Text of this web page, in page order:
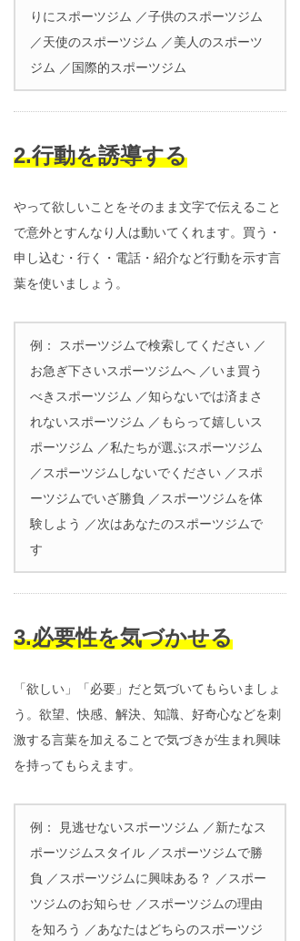
りにスポーツジム ／子供のスポーツジム
／天使のスポーツジム ／美人のスポーツ
ジム ／国際的スポーツジム
2.行動を誘導する
やって欲しいことをそのまま文字で伝えること
で意外とすんなり人は動いてくれます。買う・
申し込む・行く・電話・紹介など行動を示す言
葉を使いましょう。
例： スポーツジムで検索してください ／
お急ぎ下さいスポーツジムへ ／いま買う
べきスポーツジム ／知らないでは済まさ
れないスポーツジム ／もらって嬉しいス
ポーツジム ／私たちが選ぶスポーツジム
／スポーツジムしないでください ／スポ
ーツジムでいざ勝負 ／スポーツジムを体
験しよう ／次はあなたのスポーツジムで
す
3.必要性を気づかせる
「欲しい」「必要」だと気づいてもらいましょ
う。欲望、快感、解決、知識、好奇心などを刺
激する言葉を加えることで気づきが生まれ興味
を持ってもらえます。
例： 見逃せないスポーツジム ／新たなス
ポーツジムスタイル ／スポーツジムで勝
負 ／スポーツジムに興味ある？ ／スポー
ツジムのお知らせ ／スポーツジムの理由
を知ろう ／あなたはどちらのスポーツジ